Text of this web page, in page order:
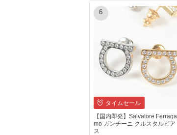
6
タイムセール
【国内即発】Salvatore Ferraga
mo ガンチーニ クルスタルピア
ス